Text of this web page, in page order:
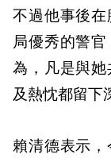
不過他事後
局優秀的警
為，凡是與
及熱忱都留下
賴清德表示